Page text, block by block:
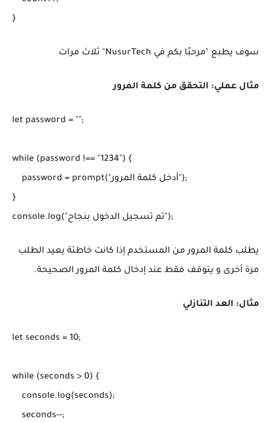
}
سوف يطبع "مرحبًا بكم في NusurTech" ثلاث مرات
مثال عملي: التحقق من كلمة المرور
let password = "";
while (password !== "1234") {
    password = prompt("أدخل كلمة المرور");
}
console.log("تم تسجيل الدخول بنجاح");
يطلب كلمة المرور من المستخدم إذا كانت خاطئة يعيد الطلب
مرة أخرى و يتوقف فقط عند إدخال كلمة المرور الصحيحة.
مثال: العد التنازلي
let seconds = 10;
while (seconds > 0) {
    console.log(seconds);
    seconds--;